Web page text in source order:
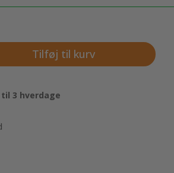
Tilføj til kurv
3 hverdage